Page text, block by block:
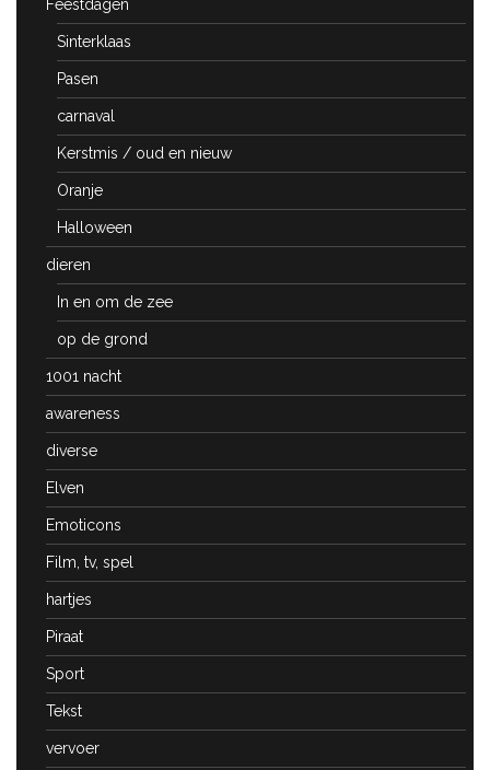
Feestdagen
Sinterklaas
Pasen
carnaval
Kerstmis / oud en nieuw
Oranje
Halloween
dieren
In en om de zee
op de grond
1001 nacht
awareness
diverse
Elven
Emoticons
Film, tv, spel
hartjes
Piraat
Sport
Tekst
vervoer